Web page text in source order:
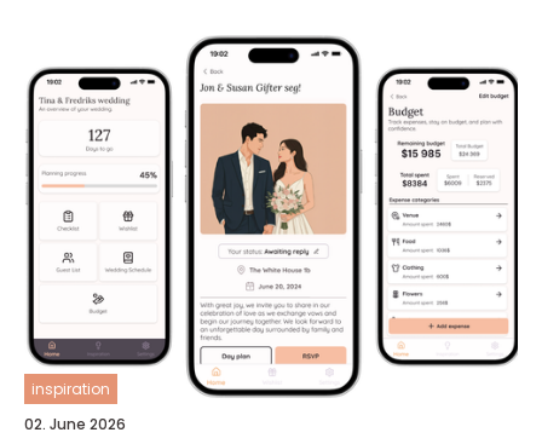
inspiration
02. June 2026